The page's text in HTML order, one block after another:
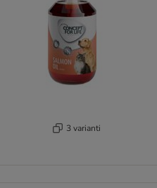
3 varianti